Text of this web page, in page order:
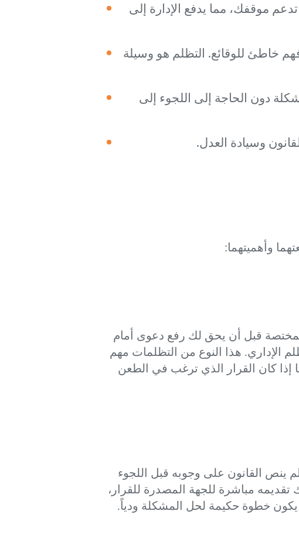
موقفك، مما يدفع الإدارة إلى
خاطئ للوقائع. التظلم هو وسيلة
دون الحاجة إلى اللجوء إلى
وسيادة العدل.
وأهميتهما:
قبل أن يحق لك رفع دعوى أمام
الإداري. هذا النوع من التظلمات مهم
إذا كان القرار الذي ترغب في الطعن
ينص القانون على وجوبه قبل اللجوء
مباشرة للجهة المصدرة للقرار،
يكون خطوة حكيمة لحل المشكلة ودياً.